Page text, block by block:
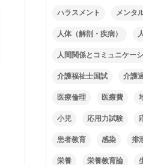
ハラスメント メンタ
人体（解剖・疾病）
人間関係とコミュニケー
介護福祉士国試 介護
医療倫理 医療費
小児 応用力試験
患者教育 感染 排
栄養 栄養教育論